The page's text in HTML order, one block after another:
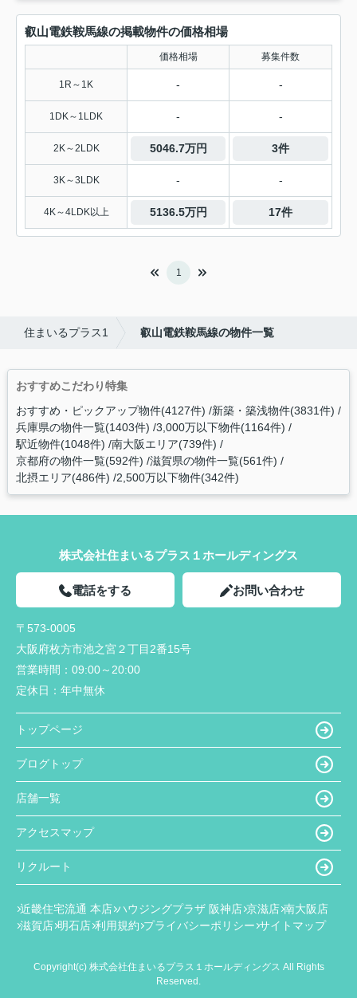
叡山電鉄鞍馬線の掲載物件の価格相場
価格相場 募集件数
1R～1K - -
1DK～1LDK - -
2K～2LDK 5046.7万円 3件
3K～3LDK - -
4K～4LDK以上 5136.5万円 17件
1
住まいるプラス1 叡山電鉄鞍馬線の物件一覧
おすすめこだわり特集
おすすめ・ピックアップ物件(4127件) 新築・築浅物件(3831件)
兵庫県の物件一覧(1403件) 3,000万以下物件(1164件)
駅近物件(1048件) 南大阪エリア(739件)
京都府の物件一覧(592件) 滋賀県の物件一覧(561件)
北摂エリア(486件) 2,500万以下物件(342件)
株式会社住まいるプラス１ホールディングス
電話をする お問い合わせ
〒573-0005
大阪府枚方市池之宮２丁目2番15号
営業時間： 09:00～20:00
定休日： 年中無休
トップページ
ブログトップ
店舗一覧
アクセスマップ
リクルート
近畿住宅流通 本店 ハウジングプラザ 阪神店 京滋店 南大阪店
滋賀店 明石店 利用規約 プライバシーポリシー サイトマップ
Copyright(c) 株式会社住まいるプラス１ホールディングス All Rights
Reserved.